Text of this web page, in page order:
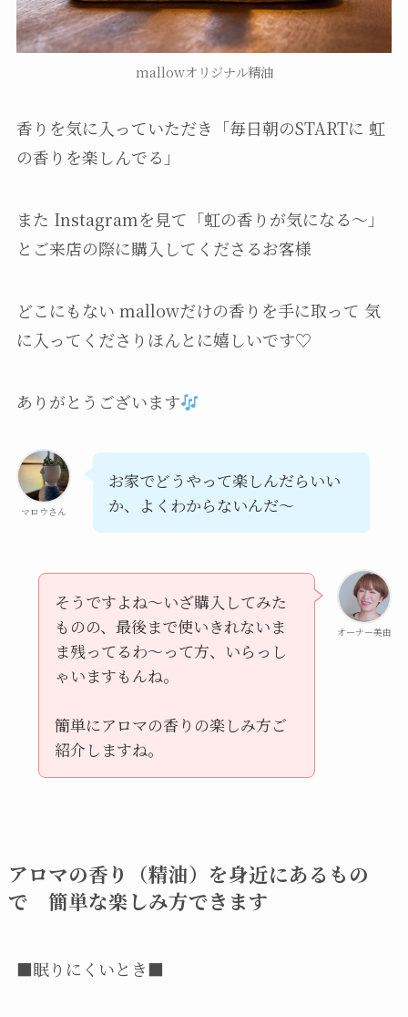
mallowオリジナル精油
香りを気に入っていただき「毎日朝のSTARTに 虹
の香りを楽しんでる」
また Instagramを見て「虹の香りが気になる〜」
とご来店の際に購入してくださるお客様
どこにもない mallowだけの香りを手に取って 気
に入ってくださりほんとに嬉しいです♡
ありがとうございます
マロウさん
お家でどうやって楽しんだらいい
か、よくわからないんだ〜
オーナー美由
そうですよね〜いざ購入してみた
ものの、最後まで使いきれないま
ま残ってるわ〜って方、いらっし
ゃいますもんね。
簡単にアロマの香りの楽しみ方ご
紹介しますね。
アロマの香り（精油）を身近にあるもの
で 簡単な楽しみ方できます
■眠りにくいとき■